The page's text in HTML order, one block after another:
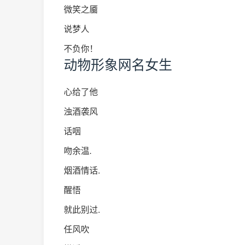
微笑之靥
说梦人
不负你！
动物形象网名女生
心给了他
浊酒袭风
话咽
吻余温.
烟酒情话.
醒悟
就此别过.
任风吹